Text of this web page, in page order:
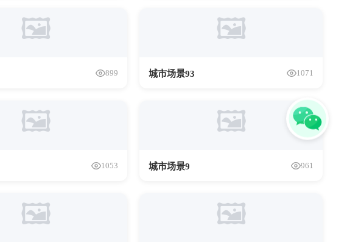
🖼️
899
🖼️
城市场景93 1071
🖼️
1053
🖼️
城市场景9 961
🖼️ 🖼️